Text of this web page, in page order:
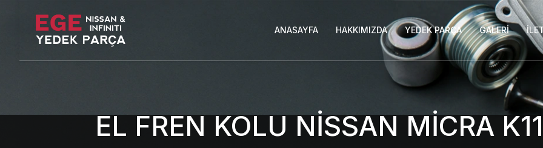
ANASAYFA HAKKIMIZDA YEDEK PARÇA GALERI
EL FREN KOLU NİSSAN MİCRA